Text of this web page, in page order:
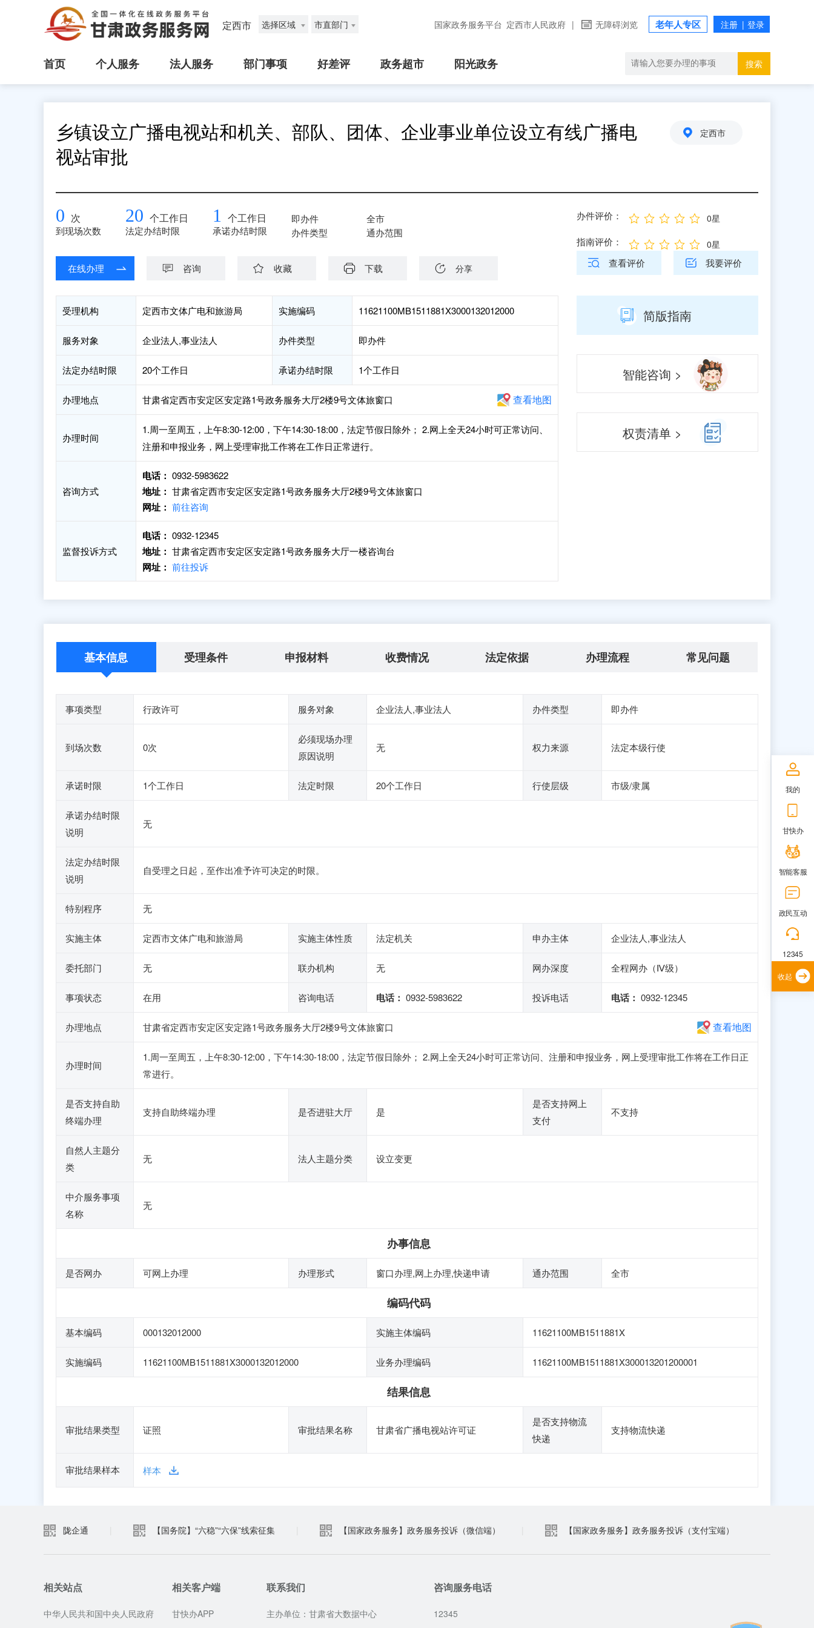
定西市 选择区域 市直部门 国家政务服务平台 定西市人民政府 | 无障碍浏览 老年人专区
首页 个人服务 法人服务 部门事项 好差评 政务超市 阳光政务 搜索
乡镇设立广播电视站和机关、部队、团体、企业事业单位设立有线广播电
视站审批
定西市
0 次
到现场次数
20 个工作日
法定办结时限
1 个工作日
承诺办结时限
即办件
办件类型
全市
通办范围
在线办理 咨询 收藏 下载 分享
办件评价： 0星
指南评价： 0星
查看评价 我要评价
受理机构 定西市文体广电和旅游局 实施编码 11621100MB1511881X3000132012000
服务对象 企业法人,事业法人 办件类型 即办件
法定办结时限 20个工作日 承诺办结时限 1个工作日
办理地点 甘肃省定西市安定区安定路1号政务服务大厅2楼9号文体旅窗口 查看地图
办理时间
1.周一至周五，上午8:30-12:00，下午14:30-18:00，法定节假日除外； 2.网上全天24小时可正常访问、
注册和申报业务，网上受理审批工作将在工作日正常进行。
咨询方式
电话： 0932-5983622
地址： 甘肃省定西市安定区安定路1号政务服务大厅2楼9号文体旅窗口
网址： 前往咨询
监督投诉方式
电话： 0932-12345
地址： 甘肃省定西市安定区安定路1号政务服务大厅一楼咨询台
网址： 前往投诉
简版指南
智能咨询 >
权责清单 >
基本信息 受理条件 申报材料 收费情况 法定依据 办理流程 常见问题
事项类型 行政许可 服务对象 企业法人,事业法人 办件类型 即办件
到场次数 0次
必须现场办理
原因说明
无 权力来源 法定本级行使
承诺时限 1个工作日 法定时限 20个工作日 行使层级 市级/隶属
承诺办结时限
说明
无
法定办结时限
说明
自受理之日起，至作出准予许可决定的时限。
特别程序 无
实施主体 定西市文体广电和旅游局 实施主体性质 法定机关 申办主体 企业法人,事业法人
委托部门 无 联办机构 无 网办深度 全程网办（Ⅳ级）
事项状态 在用 咨询电话 电话： 0932-5983622 投诉电话 电话： 0932-12345
办理地点 甘肃省定西市安定区安定路1号政务服务大厅2楼9号文体旅窗口 查看地图
办理时间
1.周一至周五，上午8:30-12:00，下午14:30-18:00，法定节假日除外； 2.网上全天24小时可正常访问、注册和申报业务，网上受理审批工作将在工作日正
常进行。
是否支持自助
终端办理
支持自助终端办理 是否进驻大厅 是
是否支持网上
支付
不支持
自然人主题分
类
无 法人主题分类 设立变更
中介服务事项
名称
无
办事信息
是否网办 可网上办理 办理形式 窗口办理,网上办理,快递申请 通办范围 全市
编码代码
基本编码 000132012000 实施主体编码 11621100MB1511881X
实施编码 11621100MB1511881X3000132012000 业务办理编码 11621100MB1511881X300013201200001
结果信息
审批结果类型 证照 审批结果名称 甘肃省广播电视站许可证
是否支持物流
快递
支持物流快递
审批结果样本 样本
陇企通 【国务院】“六稳”“六保”线索征集 【国家政务服务】政务服务投诉（微信端） 【国家政务服务】政务服务投诉（支付宝端）
相关站点
中华人民共和国中央人民政府
相关客户端
甘快办APP
联系我们
主办单位：甘肃省大数据中心
咨询服务电话
12345
我的
甘快办
智能客服
政民互动
12345
收起